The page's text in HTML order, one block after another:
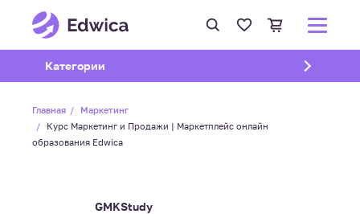
Открыть подменю
Категории
Главная
Маркетинг
Курс Маркетинг и Продажи | Маркетплейс онлайн
образования Edwica
GMKStudy